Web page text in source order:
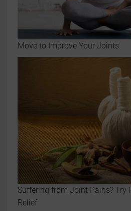
Move to Improve Your Joints
Suffering from Joint Pains? Try
Relief